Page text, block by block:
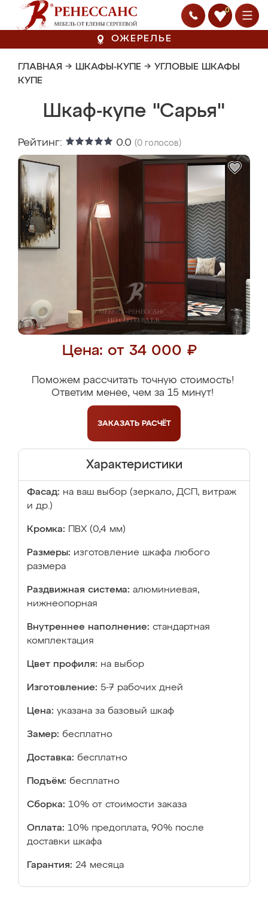
0
ОЖЕРЕЛЬЕ
ГЛАВНАЯ → ШКАФЫ-КУПЕ → УГЛОВЫЕ ШКАФЫ
КУПЕ
Шкаф-купе "Сарья"
Рейтинг: 0.0 (0 голосов)
Цена: от 34 000 ₽
Поможем рассчитать точную стоимость!
Ответим менее, чем за 15 минут!
ЗАКАЗАТЬ РАСЧЁТ
Характеристики
Фасад: на ваш выбор (зеркало, ДСП, витраж
и др.)
Кромка: ПВХ (0,4 мм)
Размеры: изготовление шкафа любого
размера
Раздвижная система: алюминиевая,
нижнеопорная
Внутреннее наполнение: стандартная
комплектация
Цвет профиля: на выбор
Изготовление: 5-7 рабочих дней
Цена: указана за базовый шкаф
Замер: бесплатно
Доставка: бесплатно
Подъём: бесплатно
Сборка: 10% от стоимости заказа
Оплата: 10% предоплата, 90% после
доставки шкафа
Гарантия: 24 месяца